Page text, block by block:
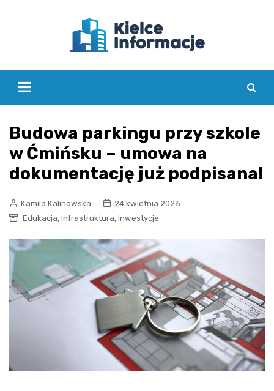
Budowa parkingu przy szkole
w Ćmińsku – umowa na
dokumentację już podpisana!
Kamila Kalinowska
24 kwietnia 2026
Edukacja, Infrastruktura, Inwestycje